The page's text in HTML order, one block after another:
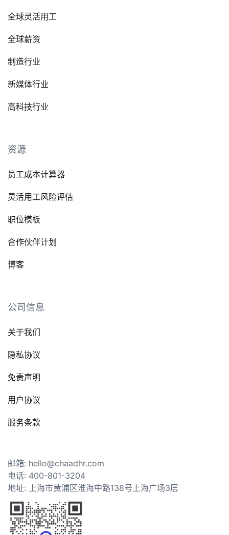
全球灵活用工
全球薪资
制造行业
新媒体行业
高科技行业
资源
员工成本计算器
灵活用工风险评估
职位模板
合作伙伴计划
博客
公司信息
关于我们
隐私协议
免责声明
用户协议
服务条款
邮箱: hello@chaadhr.com
电话: 400-801-3204
地址: 上海市黄浦区淮海中路138号上海广场3层